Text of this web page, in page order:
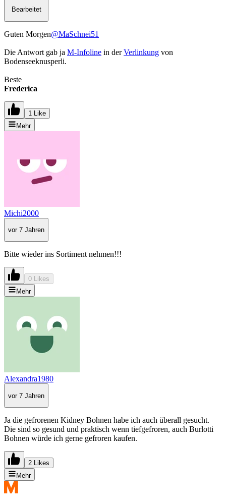
Bearbeitet
Guten Morgen@MaSchnei51
Die Antwort gab ja M-Infoline in derVerlinkung von
Bodenseeknusperli.
Beste
Frederica
1 Like
Mehr
Michi2000
vor 7 Jahren
Bitte wieder ins Sortiment nehmen!!!
0 Likes
Mehr
Alexandra1980
vor 7 Jahren
Ja die gefrorenen Kidney Bohnen habe ich auch überall gesucht.
Die sind so gesund und praktisch wenn tiefgefroren, auch Burlotti
Bohnen würde ich gerne gefroren kaufen.
2 Likes
Mehr